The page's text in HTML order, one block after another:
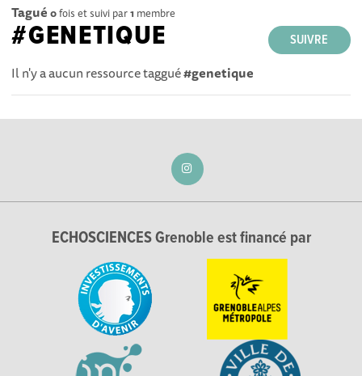
Tagué 0fois et suivi par1 membre
SUIVRE
#GENETIQUE
Il n'y a aucun ressource taggué#genetique
ECHOSCIENCES Grenoble est financé par